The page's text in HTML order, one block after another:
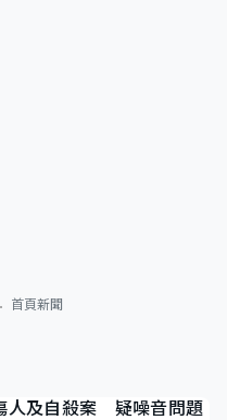
首頁新聞
人及自殺案 疑噪音問題